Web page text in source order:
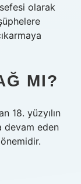
olarak
MI?
18. yüzyılın
devam eden